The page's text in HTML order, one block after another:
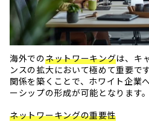
海外でのネットワーキングは、キ
ンスの拡大において極めて重要で
関係を築くことで、ホワイト企業
ーシップの形成が可能となります。
ネットワーキングの重要性